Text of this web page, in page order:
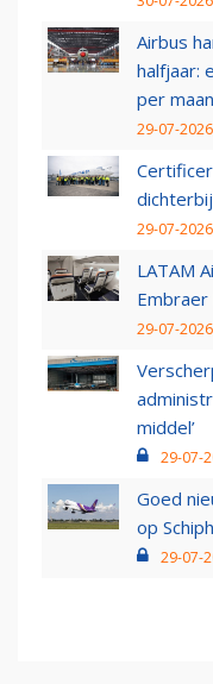
Airbus
halfjaar:
per
29-07-
29-07-
LATAM
Embraer
29-07-
middel’
29-07-
Goed
op
29-07-